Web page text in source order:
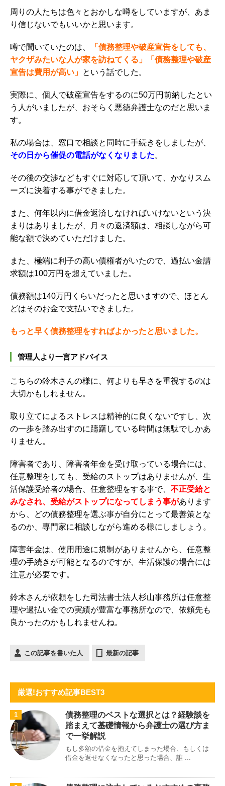
周りの人たちは色々とおかしな噂をしていますが、あま
り信じないでもいいかと思います。
噂で聞いていたのは、
「債務整理や破産宣告をしても、
ヤクザみたいな人が家を訪ねてくる」「債務整理や破産
宣告は費用が高い」 という話でした。
実際に、個人で破産宣告をするのに50万円前納したとい
う人がいましたが、おそらく悪徳弁護士なのだと思いま
す。
私の場合は、窓口で相談と同時に手続きをしましたが、
その日から催促の電話がなくなりました。
その後の交渉などもすぐに対応して頂いて、かなりスム
ーズに決着する事ができました。
また、何年以内に借金返済しなければいけないという決
まりはありましたが、月々の返済額は、相談しながら可
能な額で決めていただけました。
また、極端に利子の高い債権者がいたので、 過払い金請
求額は100万円を超えていました。
債務額は140万円くらいだったと思いますので、ほとん
どはそのお金で支払いできました。
もっと早く債務整理をすればよかったと思いました。
管理人より一言アドバイス
こちらの鈴木さんの様に、何よりも早さを重視するのは
大切かもしれません。
取り立てによるストレスは精神的に良くないですし、次
の一歩を踏み出すのに躊躇している時間は無駄でしかあ
りません。
障害者であり、障害者年金を受け取っている場合には、
任意整理をしても、受給のストップはありませんが、生
活保護受給者の場合、任意整理をする事で、 不正受給と
みなされ、受給がストップになってしまう事があります
から、どの債務整理を選ぶ事が自分にとって最善策とな
るのか、専門家に相談しながら進める様にしましょう。
障害年金は、使用用途に規制がありませんから、任意整
理の手続きが可能となるのですが、生活保護の場合には
注意が必要です。
鈴木さんが依頼をした司法書士法人杉山事務所は任意整
理や過払い金での実績が豊富な事務所なので、依頼先も
良かったのかもしれませんね。
この記事を書いた人 最新の記事
厳選!おすすめ記事BEST3
1
債務整理のベストな選択とは？経験談を
踏まえて基礎情報から弁護士の選び方ま
で一挙解説
もし多額の借金を抱えてしまった場合、もしくは
借金を返せなくなったと思った場合、誰 ...